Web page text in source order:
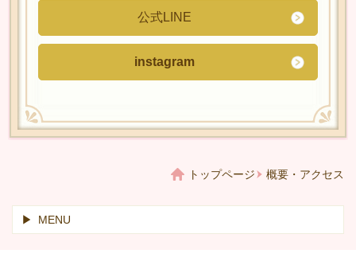
公式LINE
instagram
トップページ 概要・アクセス
MENU